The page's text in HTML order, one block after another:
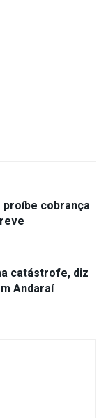
cobrança
catástrofe, diz
Andaraí